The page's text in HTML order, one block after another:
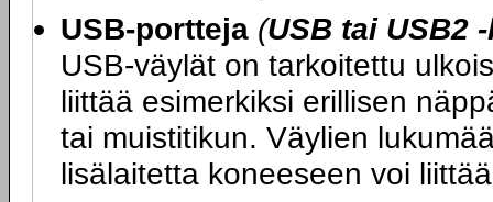
USB-portteja (USB tai USB2
USB-väylät on tarkoitettu
liittää esimerkiksi erillisen
tai muistitikun. Väylien
lisälaitetta koneeseen voi